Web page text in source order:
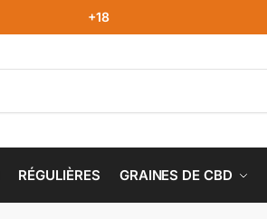
+18
RÉGULIÈRES GRAINES DE CBD